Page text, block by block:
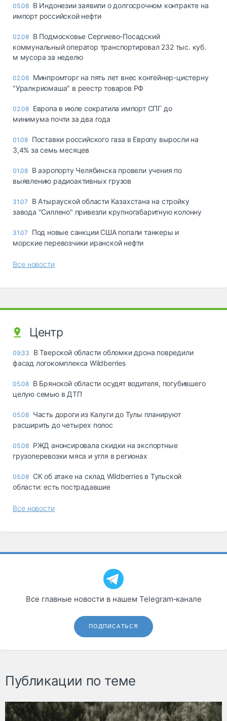
05.08 В Индонезии заявили о долгосрочном контракте на
импорт российской нефти
02.08 В Подмосковье Сергиево-Посадский
коммунальный оператор транспортировал 232 тыс. куб.
м мусора за неделю
02.08 Минпромторг на пять лет внес контейнер-цистерну
"Уралкриомаша" в реестр товаров РФ
02.08 Европа в июле сократила импорт СПГ до
минимума почти за два года
01.08 Поставки российского газа в Европу выросли на
3,4% за семь месяцев
01.08 В аэропорту Челябинска провели учения по
выявлению радиоактивных грузов
31.07
В Атырауской области Казахстана на стройку
завода "Силлено" привезли крупногабаритную колонну
31.07
Под новые санкции США попали танкеры и
морские перевозчики иранской нефти
Все новости
Центр
09:33
В Тверской области обломки дрона повредили
фасад логокомплекса Wildberries
05.08 В Брянской области осудят водителя, погубившего
целую семью в ДТП
05.08 Часть дороги из Калуги до Тулы планируют
расширить до четырех полос
05.08 РЖД анонсировала скидки на экспортные
грузоперевозки мяса и угля в регионах
05.08 СК об атаке на склад Wildberries в Тульской
области: есть пострадавшие
Все новости
Все главные новости в нашем Telegram‑канале
ПОДПИСАТЬСЯ
Публикации по теме